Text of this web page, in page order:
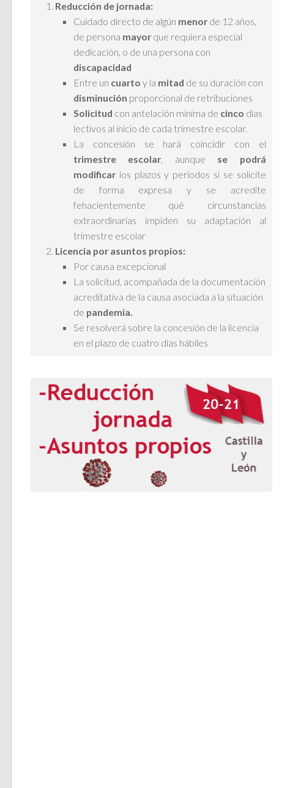
Reducción de jornada:
Cuidado directo de algún menor de 12 años,
de persona mayor que requiera especial
dedicación, o de una persona con
discapacidad
Entre un cuarto y la mitad de su duración con
disminución proporcional de retribuciones
Solicitud con antelación mínima de cinco días
lectivos al inicio de cada trimestre escolar.
La concesión se hará coincidir con el
trimestre escolar, aunque se podrá
modificar los plazos y períodos si se solicite
de forma expresa y se acredite
fehacientemente qué circunstancias
extraordinarias impiden su adaptación al
trimestre escolar
Licencia por asuntos propios:
Por causa excepcional
La solicitud, acompañada de la documentación
acreditativa de la causa asociada a la situación
de pandemia.
Se resolverá sobre la concesión de la licencia
en el plazo de cuatro días hábiles